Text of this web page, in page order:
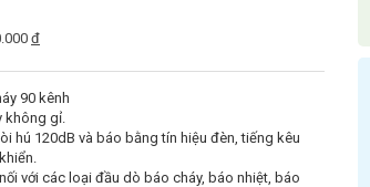
đ
90 kênh
không gỉ.
hú 120dB và báo bằng tín hiệu đèn, tiếng kêu
với các loại đầu dò báo cháy, báo nhiệt, báo